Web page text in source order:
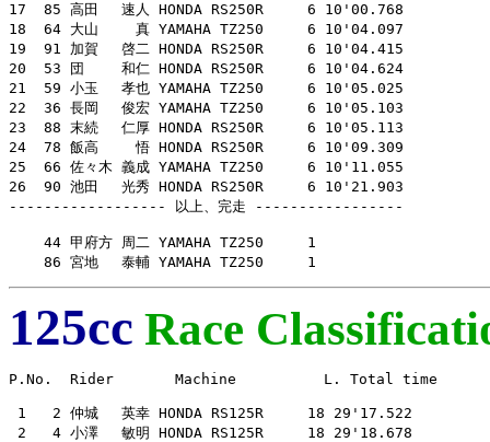
17  85 高田　 速人 HONDA RS250R     6 10'00.768
18  64 大山　　 真 YAMAHA TZ250     6 10'04.097
19  91 加賀　 啓二 HONDA RS250R     6 10'04.415
20  53 団　　 和仁 HONDA RS250R     6 10'04.624
21  59 小玉　 孝也 YAMAHA TZ250     6 10'05.025
22  36 長岡　 俊宏 YAMAHA TZ250     6 10'05.103
23  88 末続　 仁厚 HONDA RS250R     6 10'05.113
24  78 飯高　　 悟 HONDA RS250R     6 10'09.309
25  66 佐々木 義成 YAMAHA TZ250     6 10'11.055
26  90 池田　 光秀 HONDA RS250R     6 10'21.903
------------------ 以上、完走 -----------------
    44 甲府方 周二 YAMAHA TZ250     1
    86 宮地　 泰輔 YAMAHA TZ250     1
125cc Race
P.No.  Rider       Machine          L. Total time
1   2 仲城　 英幸 HONDA RS125R     18 29'17.522
2   4 小澤　 敏明 HONDA RS125R     18 29'18.678